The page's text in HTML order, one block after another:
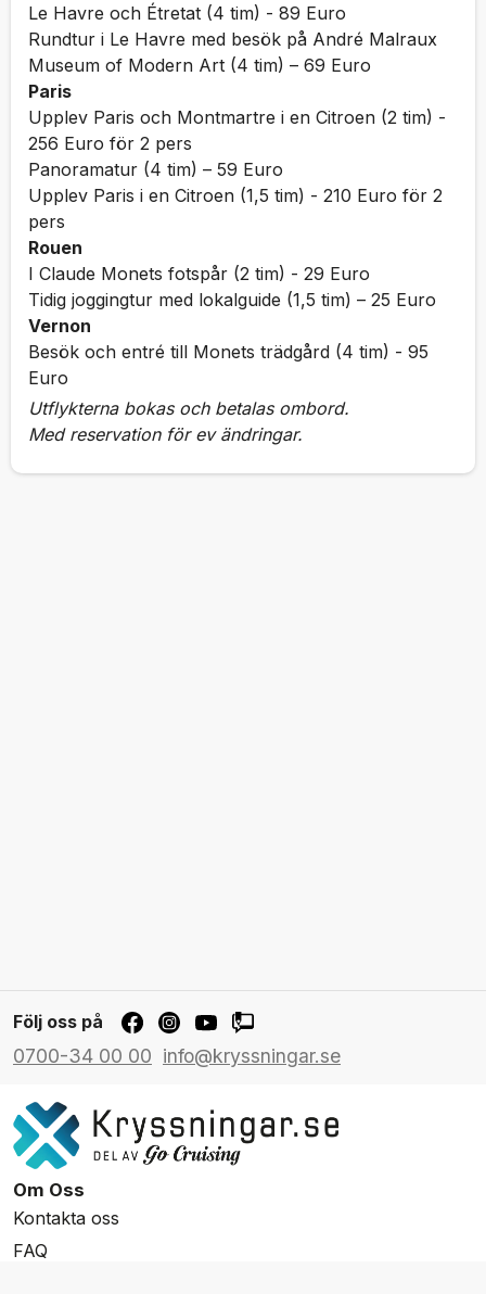
Le Havre och Étretat (4 tim) - 89 Euro
Rundtur i Le Havre med besök på André Malraux
Museum of Modern Art (4 tim) – 69 Euro
Paris
Upplev Paris och Montmartre i en Citroen (2 tim) -
256 Euro för 2 pers
Panoramatur (4 tim) – 59 Euro
Upplev Paris i en Citroen (1,5 tim) - 210 Euro för 2
pers
Rouen
I Claude Monets fotspår (2 tim) - 29 Euro
Tidig joggingtur med lokalguide (1,5 tim) – 25 Euro
Vernon
Besök och entré till Monets trädgård (4 tim) - 95
Euro
Utflykterna bokas och betalas ombord.
Med reservation för ev ändringar.
Följ oss på
0700-34 00 00 info@kryssningar.se
Om Oss
Kontakta oss
FAQ